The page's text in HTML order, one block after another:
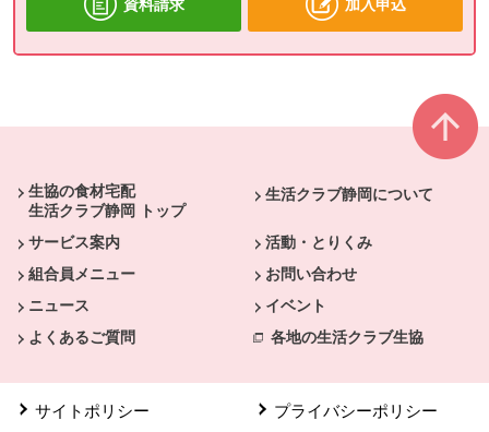
資料請求 加入申込
生協の食材宅配
生活クラブ静岡 トップ
生活クラブ静岡について
サービス案内
活動・とりくみ
組合員メニュー
お問い合わせ
ニュース
イベント
よくあるご質問
各地の生活クラブ生協
サイトポリシー プライバシーポリシー